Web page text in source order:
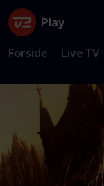
Forside Live TV